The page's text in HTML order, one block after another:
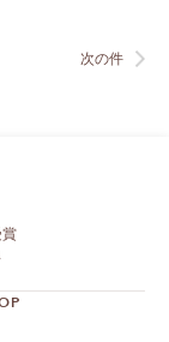
次の件